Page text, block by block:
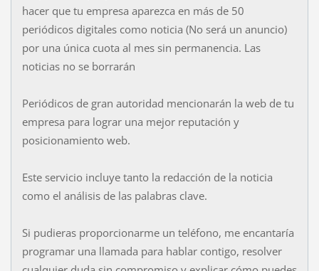
hacer que tu empresa aparezca en más de 50
periódicos digitales como noticia (No será un anuncio)
por una única cuota al mes sin permanencia. Las
noticias no se borrarán
Periódicos de gran autoridad mencionarán la web de tu
empresa para lograr una mejor reputación y
posicionamiento web.
Este servicio incluye tanto la redacción de la noticia
como el análisis de las palabras clave.
Si pudieras proporcionarme un teléfono, me encantaría
programar una llamada para hablar contigo, resolver